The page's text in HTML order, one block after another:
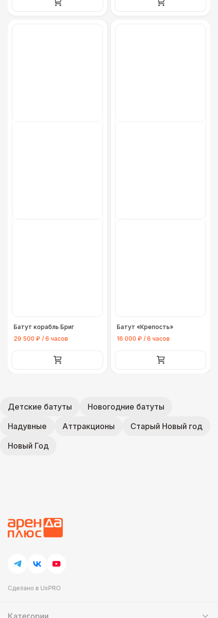
Батут корабль Бриг
29 500 ₽ / 6 часов
Батут «Крепость»
16 000 ₽ / 6 часов
Детские батуты
Новогодние батуты
Надувные
Аттракционы
Старый Новый год
Новый Год
Сделано в UxPRO
Категории